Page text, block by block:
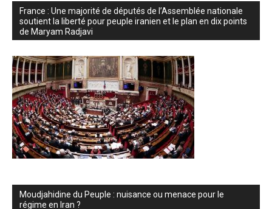
France : Une majorité de députés de l’Assemblée nationale
soutient la liberté pour peuple iranien et le plan en dix points
de Maryam Radjavi
Moudjahidine du Peuple : nuisance ou menace pour le
régime en Iran ?